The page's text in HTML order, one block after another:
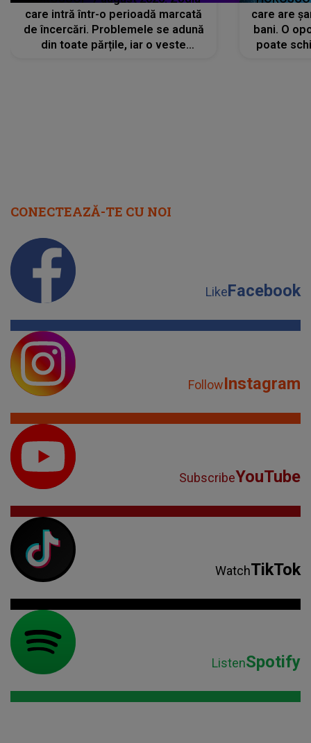
care intră într-o perioadă marcată
de încercări. Problemele se adună
din toate părțile, iar o veste
care are
bani. O
poate
CONECTEAZĂ-TE CU NOI
LikeFacebook
FollowInstagram
SubscribeYouTube
WatchTikTok
ListenSpotify